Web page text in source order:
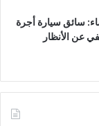
سائق سيارة أجرة
عن الأنظار